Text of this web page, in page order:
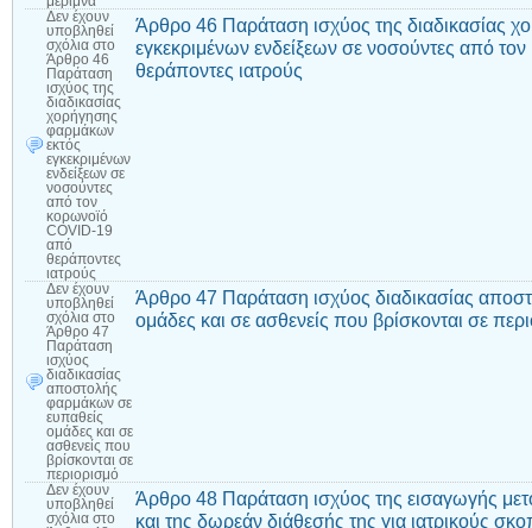
Δεν έχουν
υποβληθεί
σχόλια στο
Άρθρο 46
Παράταση
ισχύος της
διαδικασίας
χορήγησης
φαρμάκων
εκτός
εγκεκριμένων
ενδείξεων σε
νοσούντες
από τον
κορωνοϊό
COVID-19
από
θεράποντες
ιατρούς
Άρθρο 46 Παράταση ισχύος της διαδικασίας
εγκεκριμένων ενδείξεων σε νοσούντες από
θεράποντες ιατρούς
Δεν έχουν
υποβληθεί
σχόλια στο
Άρθρο 47
Παράταση
ισχύος
διαδικασίας
αποστολής
φαρμάκων σε
ευπαθείς
ομάδες και σε
ασθενείς που
βρίσκονται σε
περιορισμό
Άρθρο 47 Παράταση ισχύος διαδικασίας
ομάδες και σε ασθενείς που βρίσκονται σε
Δεν έχουν
υποβληθεί
σχόλια στο
Άρθρο 48 Παράταση ισχύος της εισαγωγής
και της δωρεάν διάθεσής της για ιατρικούς